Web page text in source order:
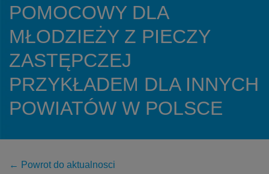
POMOCOWY DLA
MŁODZIEŻY Z PIECZY
ZASTĘPCZEJ
PRZYKŁADEM DLA INNYCH
POWIATÓW W POLSCE
← Powrot do aktualnosci